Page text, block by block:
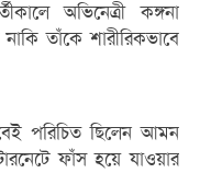
অভিনেত্রী কঙ্গনা
তাঁকে শারীরিকভাবে
পরিচিত ছিলেন আমন
ফাঁস হয়ে যাওয়ার